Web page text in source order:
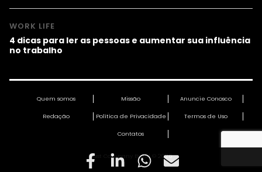
WORK LIFE
4 dicas para ler as pessoas e aumentar sua influência
no trabalho
Quem somos Missão Anuncie Conosco
Redação Política de Privacidade Termos de Uso
Contatos
Fast Company Brasil © 2026